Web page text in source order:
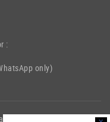
:
only)